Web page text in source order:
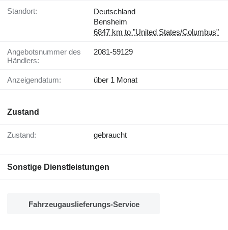
Standort:
Deutschland
Bensheim
6847 km to "United States/Columbus"
Angebotsnummer des
Händlers:
2081-59129
Anzeigendatum: über 1 Monat
Zustand
Zustand: gebraucht
Sonstige Dienstleistungen
Fahrzeugauslieferungs-Service